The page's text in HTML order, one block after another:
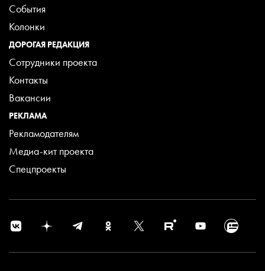
События
Колонки
ДОРОГАЯ РЕДАКЦИЯ
Сотрудники проекта
Контакты
Вакансии
РЕКЛАМА
Рекламодателям
Медиа-кит проекта
Спецпроекты